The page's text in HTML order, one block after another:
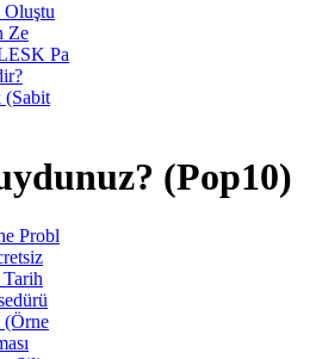
Oluştu
Ze
Pa
(Pop10)
Probl
Tarih
(Örne